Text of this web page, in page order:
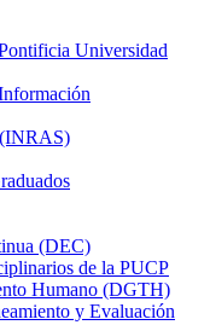
Universidad
(DEC)
de la PUCP
Humano (DGTH)
y Evaluación